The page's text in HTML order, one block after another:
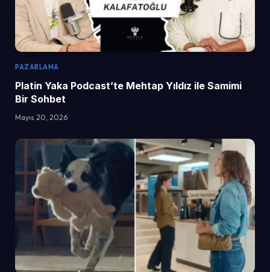
PAZARLAMA
Platin Yaka Podcast’te Mehtap Yıldız ile Samimi
Bir Sohbet
Mayıs 20, 2026